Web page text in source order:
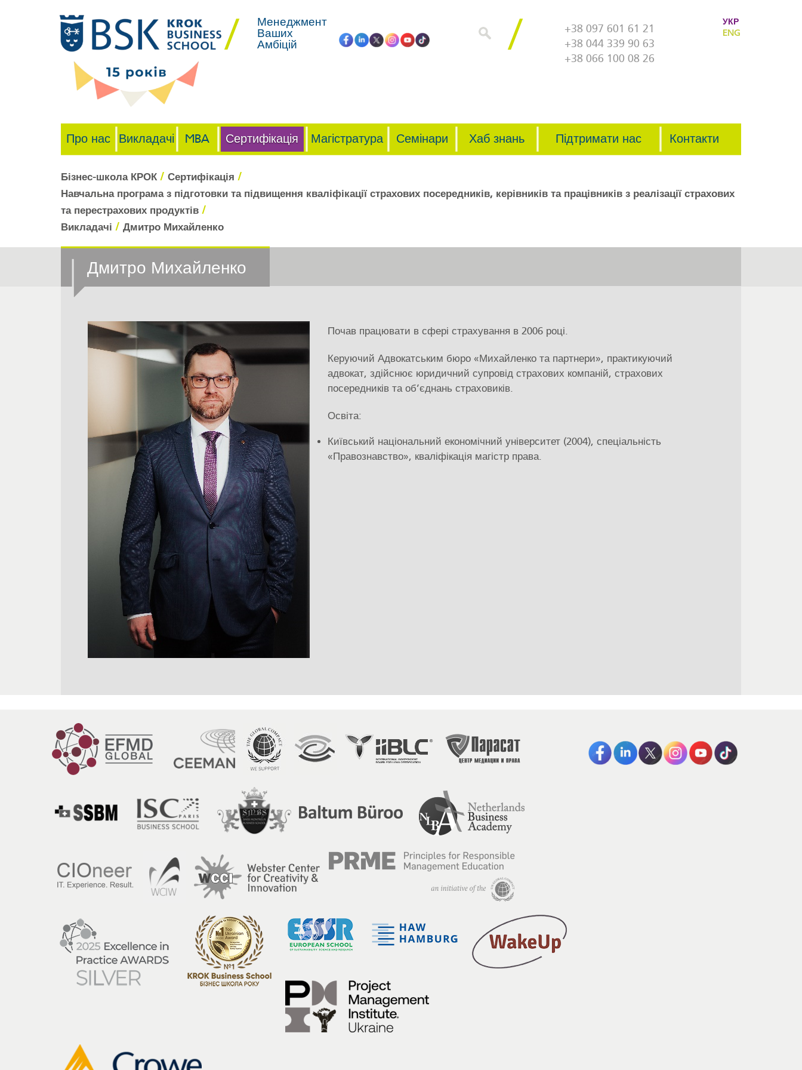
Менеджмент
Ваших
Амбіцій
+38 097 601 61 21
+38 044 339 90 63
+38 066 100 08 26
УКР
ENG
Про нас Викладачі MBA Сертифікація Магістратура Семінари Хаб знань Підтримати нас Контакти
Бізнес-школа КРОК / Сертифікація /
Навчальна програма з підготовки та підвищення кваліфікації страхових посередників, керівників та працівників з реалізації страхових
та перестрахових продуктів /
Викладачі / Дмитро Михайленко
Дмитро Михайленко
Почав працювати в сфері страхування в 2006 році.
Керуючий Адвокатським бюро «Михайленко та партнери», практикуючий
адвокат, здійснює юридичний супровід страхових компаній, страхових
посередників та об’єднань страховиків.
Освіта:
Київський національний економічний університет (2004), спеціальність
«Правознавство», кваліфікація магістр права.